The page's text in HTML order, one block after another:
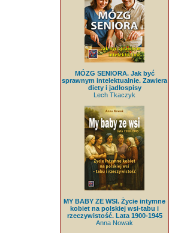
MÓZG SENIORA. Jak być
sprawnym intelektualnie. Zawiera
diety i jadłospisy
Lech Tkaczyk
MY BABY ZE WSI. Życie intymne
kobiet na polskiej wsi-tabu i
rzeczywistość. Lata 1900-1945
Anna Nowak